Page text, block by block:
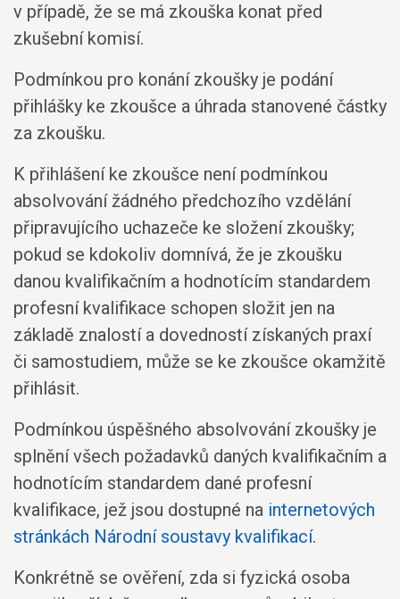
v případě, že se má zkouška konat před
zkušební komisí.
Podmínkou pro konání zkoušky je podání
přihlášky ke zkoušce a úhrada stanovené částky
za zkoušku.
K přihlášení ke zkoušce není podmínkou
absolvování žádného předchozího vzdělání
připravujícího uchazeče ke složení zkoušky;
pokud se kdokoliv domnívá, že je zkoušku
danou kvalifikačním a hodnotícím standardem
profesní kvalifikace schopen složit jen na
základě znalostí a dovedností získaných praxí
či samostudiem, může se ke zkoušce okamžitě
přihlásit.
Podmínkou úspěšného absolvování zkoušky je
splnění všech požadavků daných kvalifikačním a
hodnotícím standardem dané profesní
kvalifikace, jež jsou dostupné na internetových
stránkách Národní soustavy kvalifikací.
Konkrétně se ověření, zda si fyzická osoba